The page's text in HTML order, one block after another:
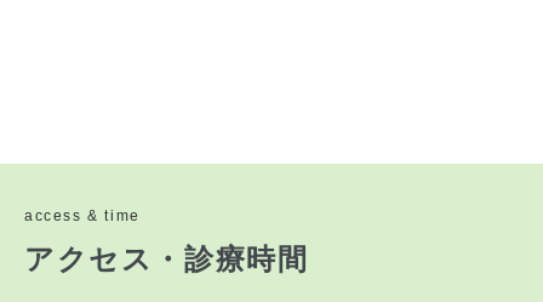
access & time
アクセス・診療時間